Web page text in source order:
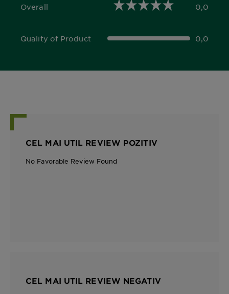
Overall
0,0 out of 5 stars 0,0
Quality of Product
0,0 out of 5 stars 0,0
CEL MAI UTIL REVIEW POZITIV
No Favorable Review Found
CEL MAI UTIL REVIEW NEGATIV